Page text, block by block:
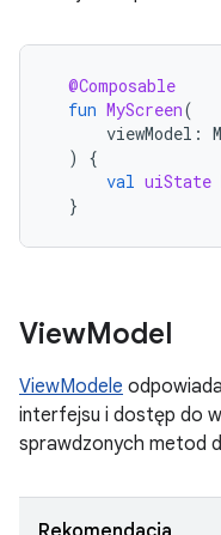
@Composable
fun MyScreen(
viewModel :
)
{
val uiState
}
ViewModel
ViewModele
interfejsu i dostęp do
sprawdzonych metod